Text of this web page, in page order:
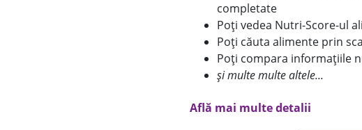
completate
Poți vedea Nutri-Score-ul
Poți căuta alimente prin
Poți compara informațiile
și multe multe altele...
Află mai multe detalii